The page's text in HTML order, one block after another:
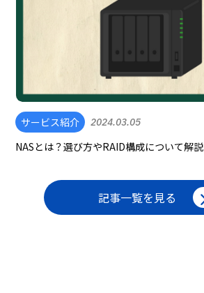
サービス紹介 2024.03.05
NASとは？選び方やRAID構成について解説
記事一覧を見る